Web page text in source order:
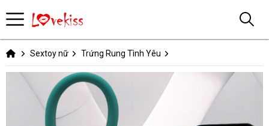
Sextoy nữ Trứng Rung Tình Yêu